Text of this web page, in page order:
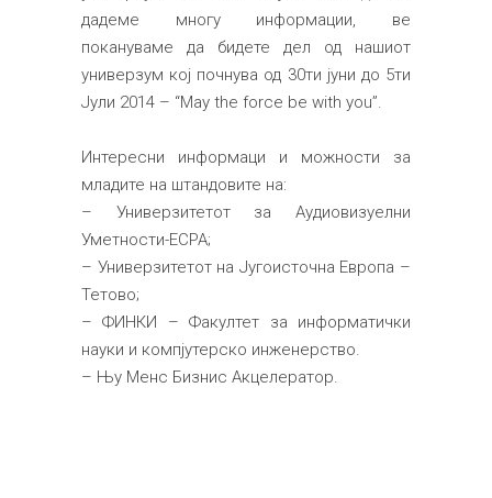
дадеме многу информации, ве
покануваме да бидете дел од нашиот
универзум кој почнува од 30ти јуни до 5ти
Јули 2014 – “May the force be with you”.
Интересни информаци и можности за
младите на штандовите на:
– Универзитетот за Аудиовизуелни
Уметности-ЕСРА;
– Универзитетот на Југоисточна Европа –
Тетово;
– ФИНКИ – Факултет за информатички
науки и компјутерско инженерство.
– Њу Менс Бизнис Акцелератор.